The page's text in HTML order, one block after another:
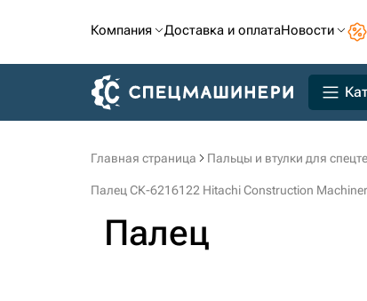
Компания Доставка и оплатаНовости
Главная страница Пальцы и втулки для
Палец СК-6216122 Hitachi Construction
Палец